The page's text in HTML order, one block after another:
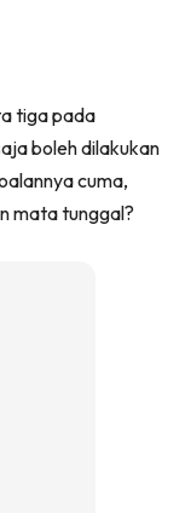
tiga pada
boleh dilakukan
cuma,
mata tunggal?